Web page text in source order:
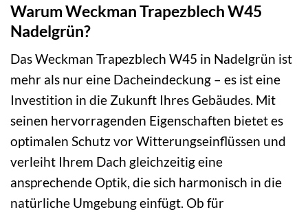
Warum Weckman Trapezblech W45
Nadelgrün?
Das Weckman Trapezblech W45 in Nadelgrün ist
mehr als nur eine Dacheindeckung – es ist eine
Investition in die Zukunft Ihres Gebäudes. Mit
seinen hervorragenden Eigenschaften bietet es
optimalen Schutz vor Witterungseinflüssen und
verleiht Ihrem Dach gleichzeitig eine
ansprechende Optik, die sich harmonisch in die
natürliche Umgebung einfügt. Ob für